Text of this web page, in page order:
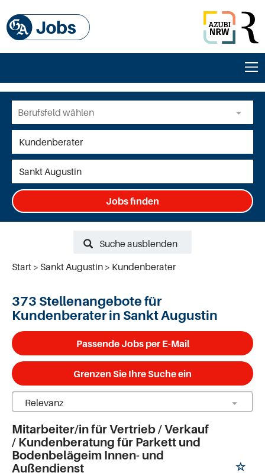
Jobs finden
Suche ausblenden
Start
Sankt Augustin Kundenberater
373 Stellenangebote für
Kundenberater in Sankt Augustin
Passende Jobs per E-Mail
Grenzen Sie Ihre Suche ein
Mitarbeiter/in für Vertrieb / Verkauf
/ Kundenberatung für Parkett und
Bodenbelägeim Innen- und
Außendienst